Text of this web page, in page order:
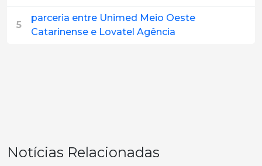
5
parceria entre Unimed Meio Oeste
Catarinense e Lovatel Agência
Notícias Relacionadas